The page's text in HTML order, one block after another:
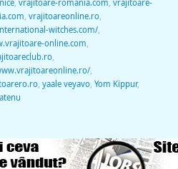
, vrajitoare-romania.com vrajitoare-
vrajitoareonline.ro,
witches.com/,
online.com
,
,
, yaale veyavo, Yom Kippur,